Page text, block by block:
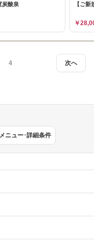
炭酸泉
【ご
￥
次へ
4
メニュー･詳細条件